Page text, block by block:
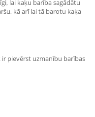
lai kaķu barība sagādātu
kā arī lai tā barotu kaķa
pievērst uzmanību barības